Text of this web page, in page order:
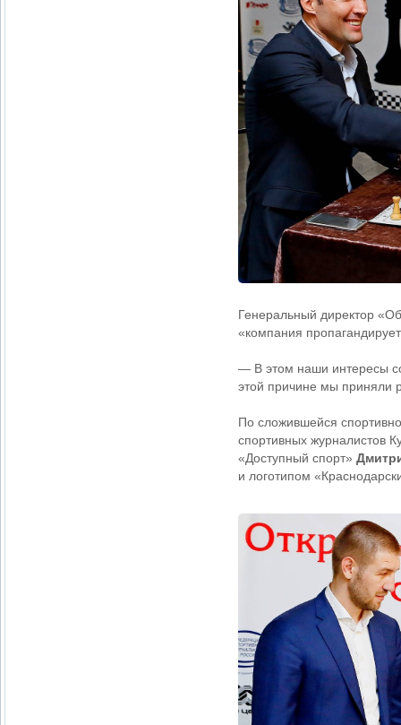
Генеральный директор
«компания
— В этом наши интересы
этой причине мы приняли
По сложившейся
спортивных журналистов
«Доступный спорт»
и логотипом